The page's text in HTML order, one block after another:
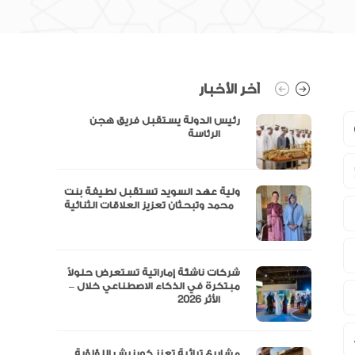
آخر الأخبار
رئيس الدولة يستقبل فريق هجن
ولية عهد السويد تستقبل لطيفة بنت
شركات ناشئة إماراتية تستعرض حلولاً
مبتكرة في الذكاء الاصطناعي خلال –